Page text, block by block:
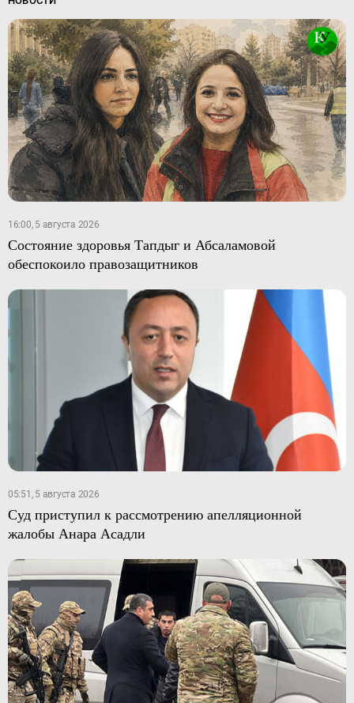
16:00, 5 августа 2026
Состояние здоровья Тапдыг и Абсаламовой
обеспокоило правозащитников
05:51, 5 августа 2026
Суд приступил к рассмотрению апелляционной
жалобы Анара Асадли